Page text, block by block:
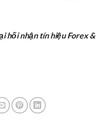
hối nhận tín hiệu Forex &